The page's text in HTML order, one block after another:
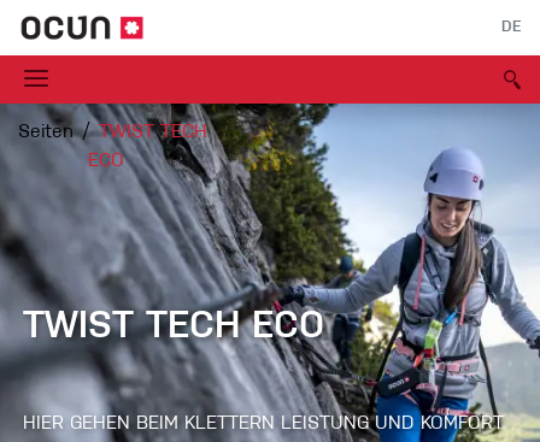
DE
Seiten
TWIST TECH
ECO
TWIST TECH ECO
HIER GEHEN BEIM KLETTERN LEISTUNG UND KOMFORT